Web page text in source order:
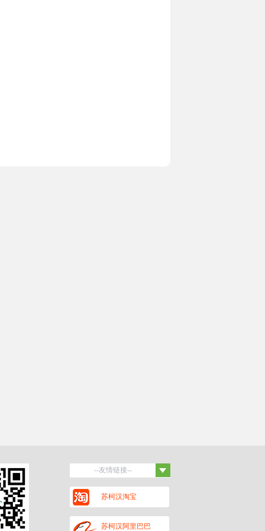
--友情链接--
保罗蒂姆汉
潍坊招聘网
苏柯汉淘宝
苏柯汉阿里巴巴